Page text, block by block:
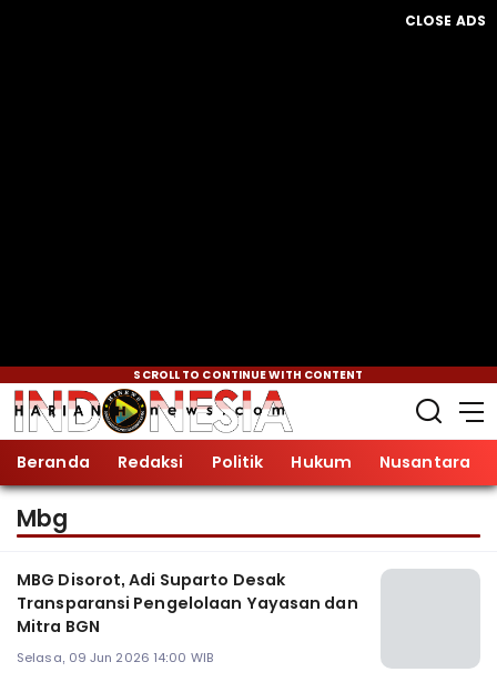
CLOSE ADS
SCROLL TO CONTINUE WITH CONTENT
Beranda Redaksi Politik Hukum Nusantara
Mbg
MBG Disorot, Adi Suparto Desak
Transparansi Pengelolaan Yayasan dan
Mitra BGN
Selasa, 09 Jun 2026 14:00 WIB